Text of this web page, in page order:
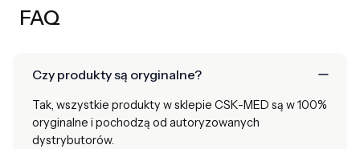
FAQ
Czy produkty są oryginalne?
Tak, wszystkie produkty w sklepie CSK-MED są w 100%
oryginalne i pochodzą od autoryzowanych
dystrybutorów.